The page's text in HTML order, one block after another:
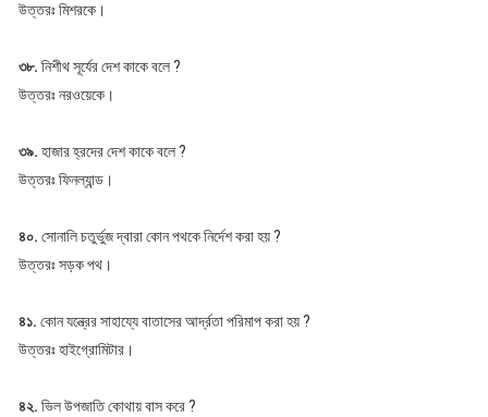
উত্তরঃ মিশরকে।
৩৮. নিশীথ সূর্যের দেশ কাকে বলে ?
উত্তরঃ নরওয়েকে।
৩৯. হাজার হ্রদের দেশ কাকে বলে ?
উত্তরঃ ফিনল্যান্ড।
৪০. সোনালি চতুর্ভুজ দ্বারা কোন পথকে নির্দেশ করা হয় ?
উত্তরঃ সড়ক পথ।
৪১. কোন যন্ত্রের সাহায্যে বাতাসের আর্দ্রতা পরিমাপ করা হয় ?
উত্তরঃ হাইগ্রোমিটার।
৪২. ভিল উপজাতি কোথায় বাস করে ?